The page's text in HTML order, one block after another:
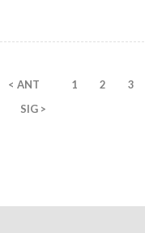
< ANT 1 2 3
SIG >